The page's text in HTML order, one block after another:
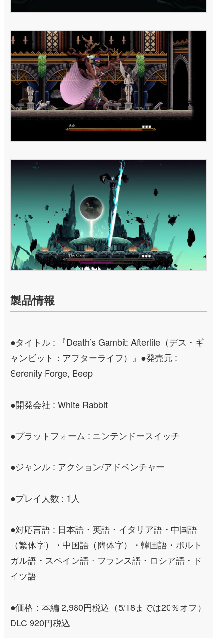
製品情報
●タイトル : 『Death’s Gambit: Afterlife（デス・ギ
ャンビット：アフターライフ）』●発売元 :
Serenity Forge, Beep
●開発会社 : White Rabbit
●プラットフォーム : ニンテンドースイッチ
●ジャンル : アクション/アドベンチャー
●プレイ人数 : 1人
●対応言語 : 日本語・英語・イタリア語・中国語
（繁体字）・中国語（簡体字）・韓国語・ポルト
ガル語・スペイン語・フランス語・ロシア語・ド
イツ語
●価格：本編 2,980円税込（5/18までは20％オフ）
DLC 920円税込